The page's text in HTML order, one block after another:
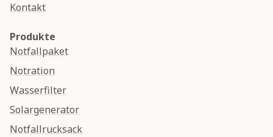
Kontakt
Produkte
Notfallpaket
Notration
Wasserfilter
Solargenerator
Notfallrucksack